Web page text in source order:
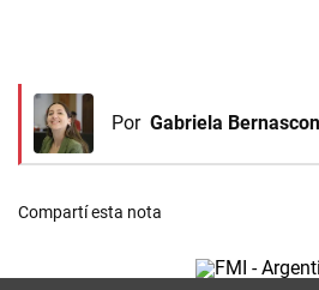
Por Gabriela
Compartí esta nota